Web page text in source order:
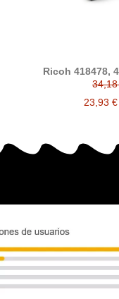
Ricoh 418478,
compatible
P800,
23,93 €